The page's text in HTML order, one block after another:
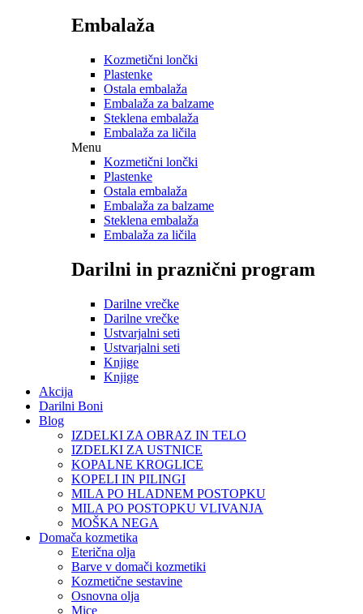
Embalaža
Kozmetični lončki
Plastenke
Ostala embalaža
Embalaža za balzame
Steklena embalaža
Embalaža za ličila
Menu
Kozmetični lončki
Plastenke
Ostala embalaža
Embalaža za balzame
Steklena embalaža
Embalaža za ličila
Darilni in praznični program
Darilne vrečke
Darilne vrečke
Ustvarjalni seti
Ustvarjalni seti
Knjige
Knjige
Akcija
Darilni Boni
Blog
IZDELKI ZA OBRAZ IN TELO
IZDELKI ZA USTNICE
KOPALNE KROGLICE
KOPELI IN PILINGI
MILA PO HLADNEM POSTOPKU
MILA PO POSTOPKU VLIVANJA
MOŠKA NEGA
Domača kozmetika
Eterična olja
Barve v domači kozmetiki
Kozmetične sestavine
Osnovna olja
Mice